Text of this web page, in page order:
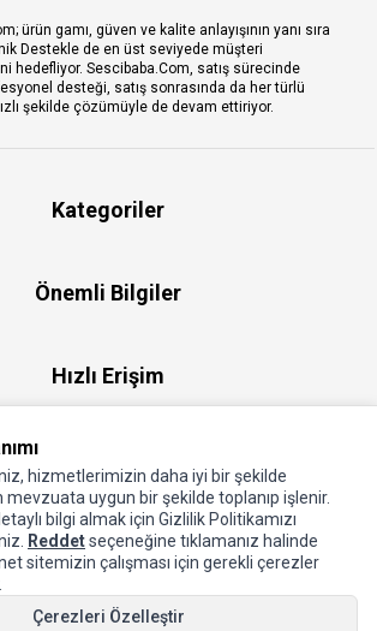
ürün gamı, güven ve kalite anlayışının yanı sıra
Destekle de en üst seviyede müşteri
hedefliyor. Sescibaba.Com, satış sürecinde
desteği, satış sonrasında da her türlü
şekilde çözümüyle de devam ettiriyor.
Kategoriler
Önemli Bilgiler
Hızlı Erişim
Hakkımızda
hizmetlerimizin daha iyi bir şekilde
mevzuata uygun bir şekilde toplanıp işlenir.
bilgi almak için Gizlilik Politikamızı
Reddetseçeneğine tıklamanız halinde
sitemizin çalışması için gerekli çerezler
Çerezleri Özelleştir